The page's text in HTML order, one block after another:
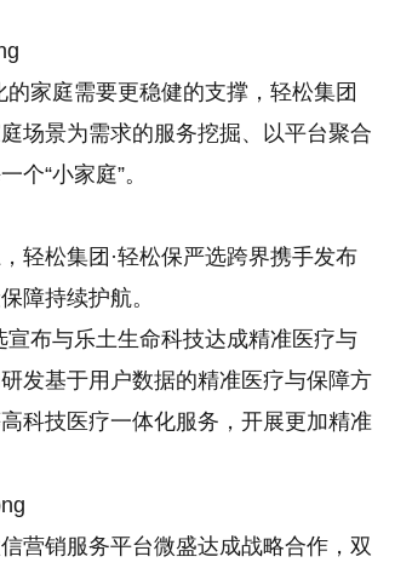
的家庭需要更稳健的支撑，轻松集团
场景为需求的服务挖掘、以平台聚合
“小家庭”。
轻松集团·轻松保严选跨界携手发布
障持续护航。
布与乐土生命科技达成精准医疗与
发基于用户数据的精准医疗与保障方
科技医疗一体化服务，开展更加精准
营销服务平台微盛达成战略合作，双